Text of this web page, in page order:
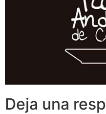
Deja una